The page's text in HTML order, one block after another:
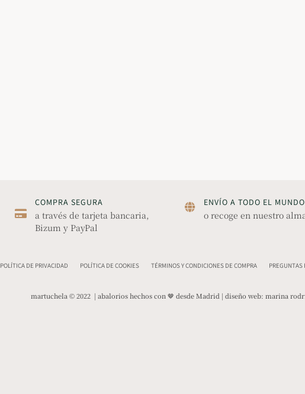
COMPRA SEGURA
a través de tarjeta bancaria,
Bizum y PayPal
ENVÍO A TODO EL MUNDO
o recoge en nuestro
POLÍTICA DE PRIVACIDAD POLÍTICA DE COOKIES TÉRMINOS Y CONDICIONES DE COMPRA PREGUNTAS
martuchela © 2022 | abalorios hechos con 🤎 desde Madrid | diseño web: marina